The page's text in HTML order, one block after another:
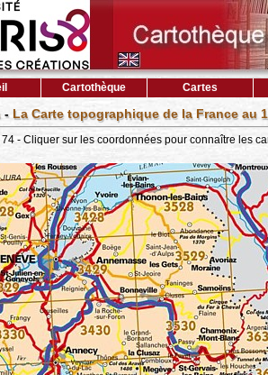
Cartothèque Cartes
- La Carte topographique de la France au
74 - Cliquer sur les coordonnées pour connaître les